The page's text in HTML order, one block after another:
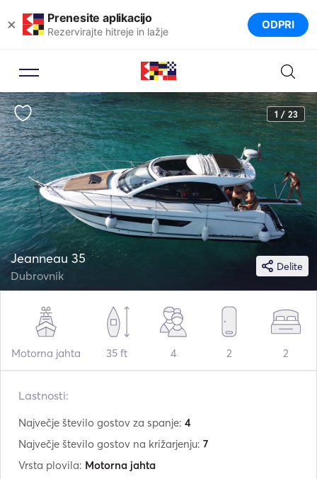
× Prenesite aplikacijo
Rezervirajte hitreje in lažje ODPRI
1 / 23
Delite
Jeanneau 35
Dubrovnik
Motorna jahta 35 ft 4 2 2
Lastnosti:
Največje število gostov za spanje: 4
Največje število gostov na križarjenju: 7
Vrsta plovila: Motorna jahta